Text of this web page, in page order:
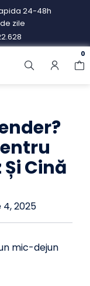
24-48h
zile
0
Cină
4, 2025
mic-dejun